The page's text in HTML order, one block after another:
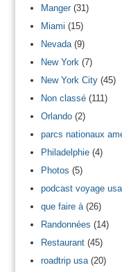
Manger(31)
Miami (15)
Nevada(9)
New York (7)
New York City(45)
Non classé(111)
Orlando(2)
parcs nationaux
Philadelphie(4)
Photos (5)
podcast voyage usa
que faire à(26)
Randonnées (14)
Restaurant(45)
roadtrip usa(20)